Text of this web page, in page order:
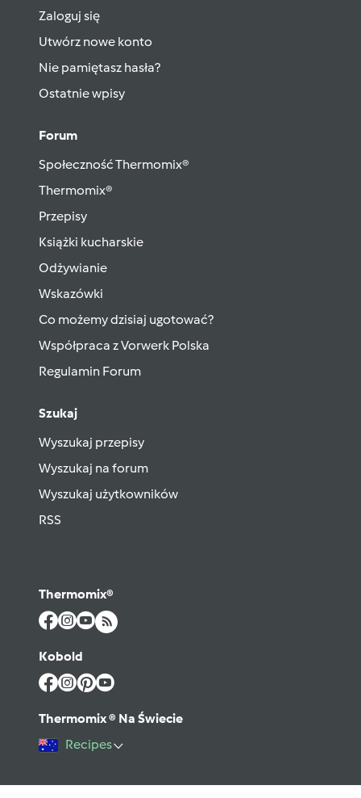
Zaloguj się
Utwórz nowe konto
Nie pamiętasz hasła?
Ostatnie wpisy
Forum
Społeczność Thermomix®
Thermomix®
Przepisy
Książki kucharskie
Odżywianie
Wskazówki
Co możemy dzisiaj ugotować?
Współpraca z Vorwerk Polska
Regulamin Forum
Szukaj
Wyszukaj przepisy
Wyszukaj na forum
Wyszukaj użytkowników
RSS
Thermomix®
Kobold
Thermomix ® Na Świecie
Recipes